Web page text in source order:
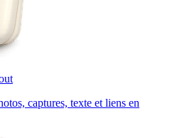
captures, texte et liens en